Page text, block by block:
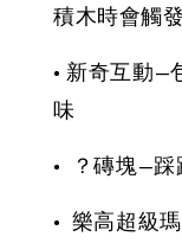
積木時會觸
• 新奇互動—
味
• ？磚塊—踩
• 樂高超級